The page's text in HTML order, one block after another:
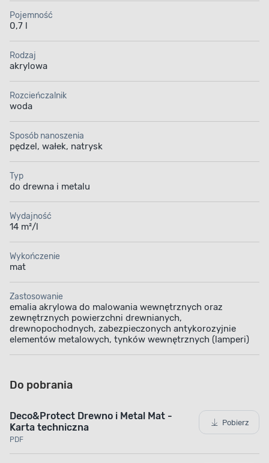
Estetyczny wygląd
powierzchni
Odśwież wygląd drewnianych i metalowych
powierzchni, podkreślając ich piękno. Matowa
pewność, że drobne mankamenty powierzchni
zostaną optycznie zniwelowane.
Pojemność
0,7 l
Rodzaj
akrylowa
Rozcieńczalnik
woda
Sposób nanoszenia
pędzel, wałek, natrysk
Typ
do drewna i metalu
Wydajność
14 m²/l
Wykończenie
mat
Zastosowanie
emalia akrylowa do malowania wewnętrznych oraz
zewnętrznych powierzchni drewnianych,
drewnopochodnych, zabezpieczonych antykorozyjnie
elementów metalowych, tynków wewnętrznych (lamperi)
Do pobrania
Deco&Protect Drewno i Metal Mat -
Karta techniczna
PDF
Pobierz